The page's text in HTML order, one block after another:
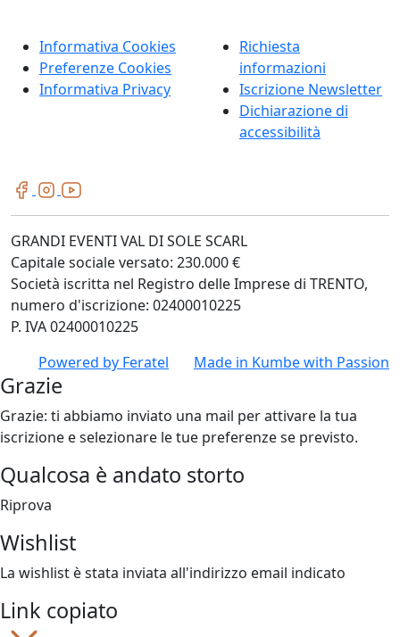
Informativa Cookies
Preferenze Cookies
Informativa Privacy
Richiesta
informazioni
Iscrizione Newsletter
Dichiarazione di
accessibilità
GRANDI EVENTI VAL DI SOLE SCARL
Capitale sociale versato: 230.000 €
Società iscritta nel Registro delle Imprese di TRENTO,
numero d'iscrizione: 02400010225
P. IVA 02400010225
Powered by Feratel Made in Kumbewith Passion
Grazie
Grazie: ti abbiamo inviato una mail per attivare la tua
iscrizione e selezionare le tue preferenze se previsto.
Qualcosa è andato storto
Riprova
Wishlist
La wishlist è stata inviata all'indirizzo email indicato
Link copiato